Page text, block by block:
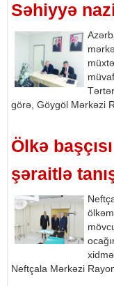
Səhiyyə
görə, Göygöl Mərkəzi
Ölkə
şəraitlə
Neftçala Mərkəzi